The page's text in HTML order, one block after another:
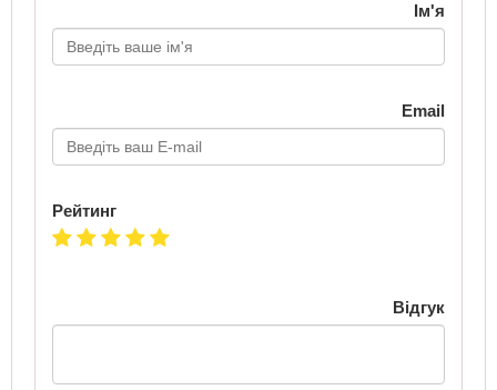
Ім'я
Email
Рейтинг
Відгук